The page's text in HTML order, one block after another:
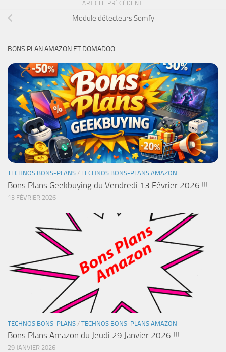
ARTICLE PRÉCÉDENT
Module détecteurs Somfy
BONS PLAN AMAZON ET DOMADOO
TECHNOS BONS-PLANS / TECHNOS BONS-PLANS AMAZON
Bons Plans Geekbuying du Vendredi 13 Février 2026 !!!
13 FÉVRIER 2026
TECHNOS BONS-PLANS / TECHNOS BONS-PLANS AMAZON
Bons Plans Amazon du Jeudi 29 Janvier 2026 !!!
29 JANVIER 2026